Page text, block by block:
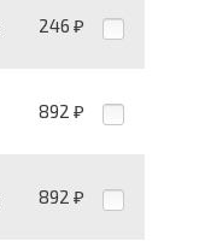
246 ₽
892 ₽
892 ₽